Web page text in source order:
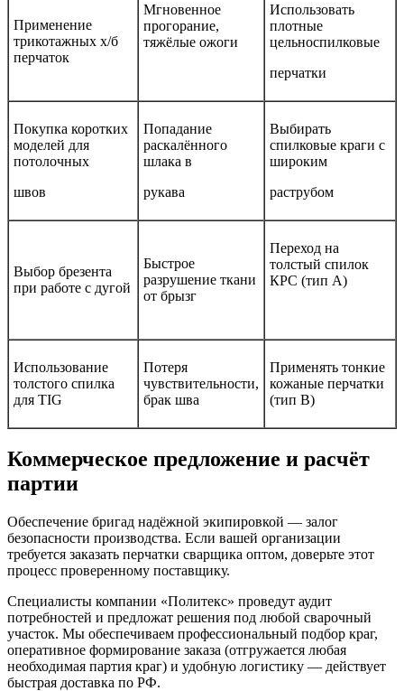
Применение
трикотажных х/б
перчаток
Мгновенное
прогорание,
тяжёлые ожоги
Использовать
плотные
цельноспилковые
перчатки
Покупка коротких
моделей для
потолочных
швов
Попадание
раскалённого
шлака в
рукава
Выбирать
спилковые краги с
широким
раструбом
Выбор брезента
при работе с дугой
Быстрое
разрушение ткани
от брызг
Переход на
толстый спилок
КРС (тип А)
Использование
толстого спилка
для TIG
Потеря
чувствительности,
брак шва
Применять тонкие
кожаные перчатки
(тип В)
Коммерческое предложение и расчёт
партии
Обеспечение бригад надёжной экипировкой — залог
безопасности производства. Если вашей организации
требуется заказать перчатки сварщика оптом, доверьте этот
процесс проверенному поставщику.
Специалисты компании «Политекс» проведут аудит
потребностей и предложат решения под любой сварочный
участок. Мы обеспечиваем профессиональный подбор краг,
оперативное формирование заказа (отгружается любая
необходимая партия краг) и удобную логистику — действует
быстрая доставка по РФ.